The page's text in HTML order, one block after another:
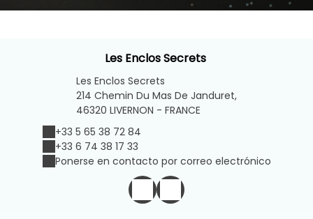
Les Enclos Secrets
Les Enclos Secrets
214 Chemin Du Mas De Janduret,
46320 LIVERNON - FRANCE
+33 5 65 38 72 84
+33 6 74 38 17 33
Ponerse en contacto por correo electrónico